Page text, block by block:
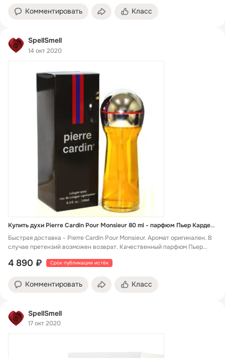
Комментировать Класс
SpellSmell
14 окт 2020
Купить духи Pierre Cardin Pour Monsieur 80 ml - парфюм Пьер Карден Пьер Карден Для Месье
Быстрая доставка - Pierre Cardin Pour Monsieur. Аромат оригинален. В
случае претензий возможен возврат. Качественный парфюм Пьер
4 890 ₽ Срок публикации истёк
Комментировать Класс
SpellSmell
17 окт 2020